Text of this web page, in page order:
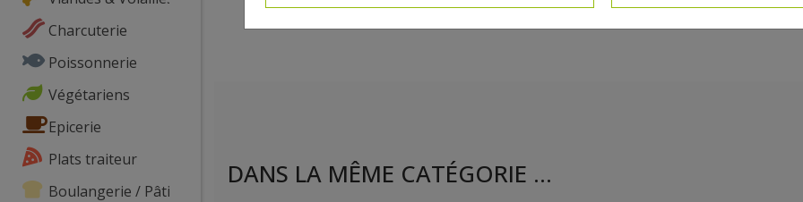
Charcuterie
Poissonnerie
Végétariens
Epicerie
Plats traiteur
Boulangerie / Pâtisserie
DANS LA MÊME CATÉGORIE ...